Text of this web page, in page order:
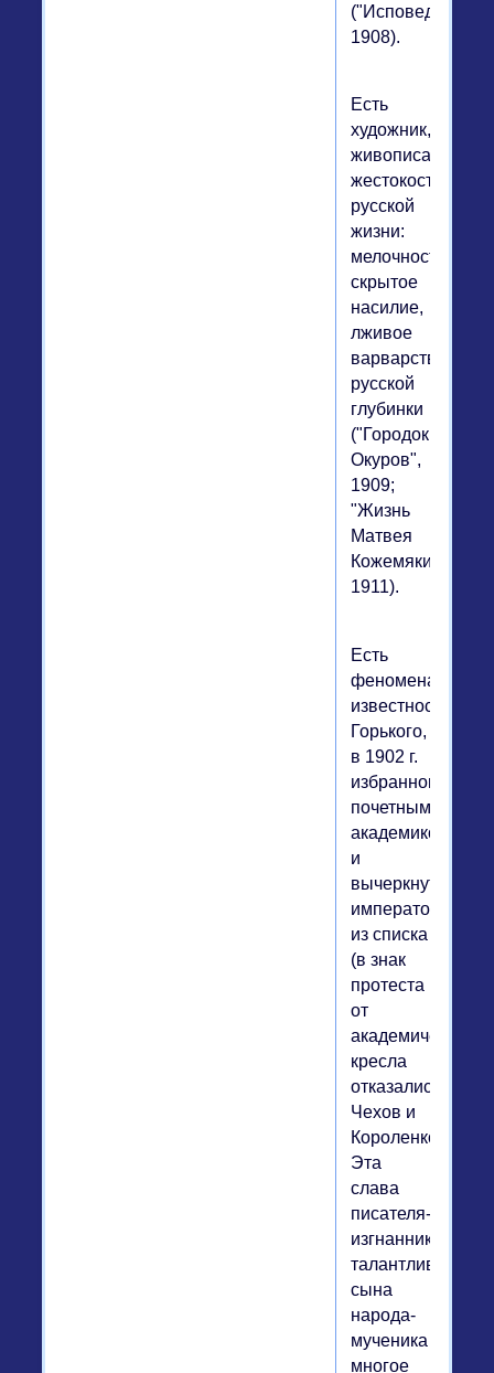
("Исповедь",
1908).
Есть
художник,
живописавший
жестокости
русской
жизни:
мелочность,
скрытое
насилие,
лживое
варварство
русской
глубинки
("Городок
Окуров",
1909;
"Жизнь
Матвея
Кожемякина",
1911).
Есть
феноменальная
известность
Горького,
в 1902 г.
избранного
почетным
академиком
и
вычеркнутого
императором
из списка
(в знак
протеста
от
академического
кресла
отказались
Чехов и
Короленко).
Эта
слава
писателя-
изгнанника,
талантливого
сына
народа-
мученика
многое